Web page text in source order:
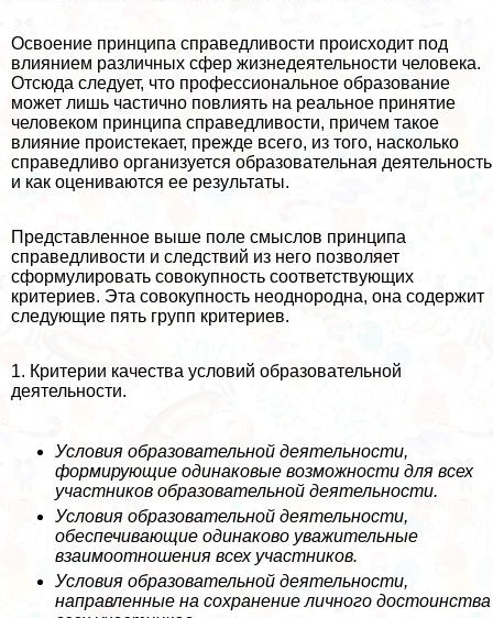
Освоение принципа справедливости происходит под
влиянием различных сфер жизнедеятельности человека.
Отсюда следует, что профессиональное образование
может лишь частично повлиять на реальное принятие
человеком принципа справедливости, причем такое
влияние проистекает, прежде всего, из того, насколько
справедливо организуется образовательная деятельность
и как оцениваются ее результаты.
Представленное выше поле смыслов принципа
справедливости и следствий из него позволяет
сформулировать совокупность соответствующих
критериев. Эта совокупность неоднородна, она содержит
следующие пять групп критериев.
1. Критерии качества условий образовательной
деятельности.
Условия образовательной деятельности,
формирующие одинаковые возможности для всех
участников образовательной деятельности.
Условия образовательной деятельности,
обеспечивающие одинаково уважительные
взаимоотношения всех участников.
Условия образовательной деятельности,
направленные на сохранение личного достоинства